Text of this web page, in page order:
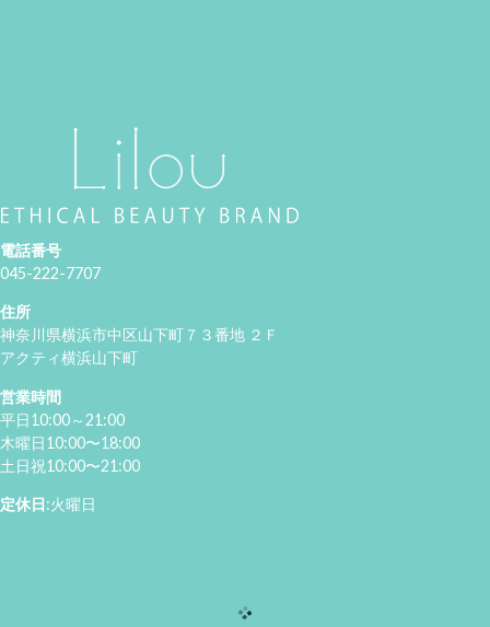
電話番号
045-222-7707
住所
神奈川県横浜市中区山下町７３番地 ２Ｆ
アクティ横浜山下町
営業時間
平日10:00～21:00
木曜日10:00〜18:00
土日祝10:00〜21:00
定休日:火曜日